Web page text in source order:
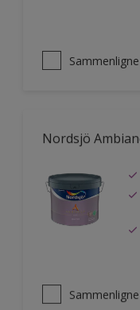
Sammenligne
Nordsjö
Sammenligne